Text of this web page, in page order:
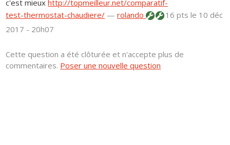
c'est mieux http://topmeilleur.net/comparatif-
test-thermostat-chaudiere/ —rolando 16 ptsle 10 déc
2017 - 20h07
Cette question a été clôturée et n'accepte plus de
commentaires. Poser une nouvelle question